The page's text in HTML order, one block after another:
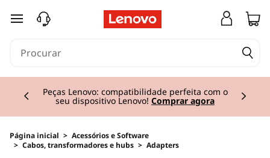
saltar para o conteúdo principal
Peças Lenovo: compatibilidade perfeita com o
seu dispositivo Lenovo! Comprar agora
Página inicial > Acessórios e Software
> Cabos, transformadores e hubs > Adapters